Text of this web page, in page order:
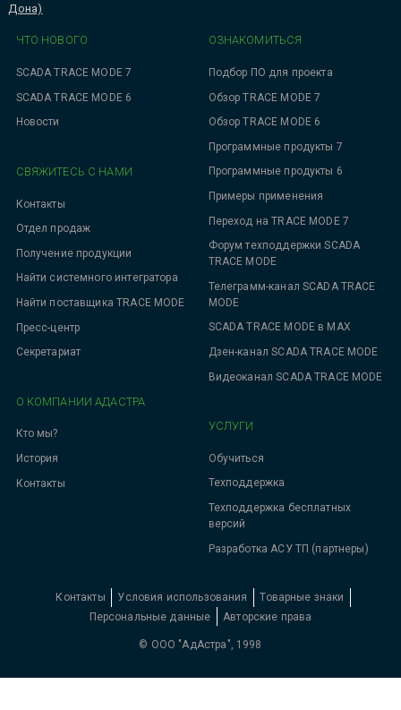
Дона)
ЧТО НОВОГО
SCADA TRACE MODE 7
SCADA TRACE MODE 6
Новости
ОЗНАКОМИТЬСЯ
Подбор ПО для проекта
Обзор TRACE MODE 7
Обзор TRACE MODE 6
Программные продукты 7
Программные продукты 6
Примеры применения
Переход на TRACE MODE 7
Форум техподдержки SCADA
TRACE MODE
Телеграмм-канал SCADA TRACE
MODE
SCADA TRACE MODE в MAX
Дзен-канал SCADA TRACE MODE
Видеоканал SCADA TRACE MODE
УСЛУГИ
Обучиться
Техподдержка
Техподдержка бесплатных
версий
Разработка АСУ ТП (партнеры)
СВЯЖИТЕСЬ С НАМИ
Контакты
Отдел продаж
Получение продукции
Найти системного интегратора
Найти поставщика TRACE MODE
Пресс-центр
Секретариат
О КОМПАНИИ АДАСТРА
Кто мы?
История
Контакты
Контакты Условия использования
Товарные знаки
Персональные данные
Авторские права
© ООО "АдАстра", 1998